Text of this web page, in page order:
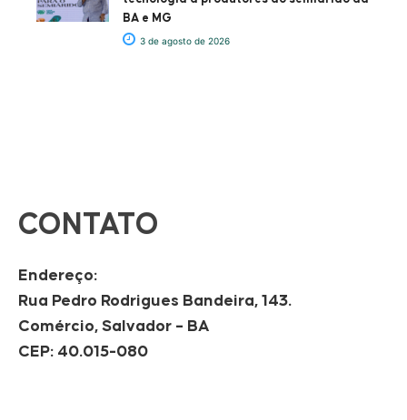
BA e MG
3 de agosto de 2026
CONTATO
Endereço:
Rua Pedro Rodrigues Bandeira, 143.
Comércio, Salvador – BA
CEP: 40.015-080